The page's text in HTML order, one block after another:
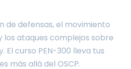
de defensas, el movimiento
los ataques complejos sobre
El curso PEN-300 lleva tus
más allá del OSCP.